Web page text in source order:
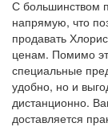
С большинством
напрямую, что
продавать
ценам. Помимо
специальные
удобно, но и
дистанционно.
доставляется